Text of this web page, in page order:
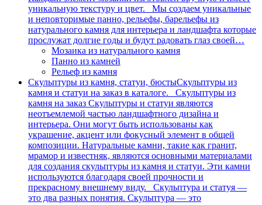
уникальную текстуру и цвет. Мы создаем уникальные
и неповторимые панно, рельефы, барельефы из
натурального камня для интерьера и ландшафта которые
прослужат долгие годы и будут радовать глаз своей…
Мозаика из натурального камня
Панно из камней
Рельеф из камня
Скульптуры из камня, статуи, бюстыСкульптуры из
камня и статуи на заказ в каталоге. Скульптуры из
камня на заказ Скульптуры и статуи являются
неотъемлемой частью ландшафтного дизайна и
интерьера. Они могут быть использованы как
украшение, акцент или фокусный элемент в общей
композиции. Натуральные камни, такие как гранит,
мрамор и известняк, являются основными материалами
для создания скульптуры из камня и статуи. Эти камни
используются благодаря своей прочности и
прекрасному внешнему виду. Скульптура и статуя —
это два разных понятия. Скульптура — это